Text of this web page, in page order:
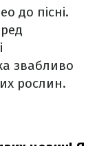
до пісні.
звабливо
рослин.